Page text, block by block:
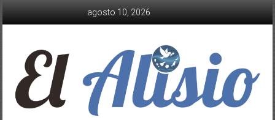
agosto 10, 2026